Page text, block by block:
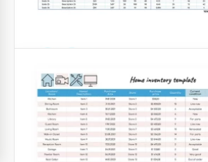
ristorante
Modello di inventario degli
Google Sheets
Rapporto Blu dell'Inventario
Sei il benvenuto ad utilizzare il